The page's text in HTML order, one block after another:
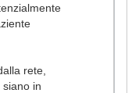
rete,
in